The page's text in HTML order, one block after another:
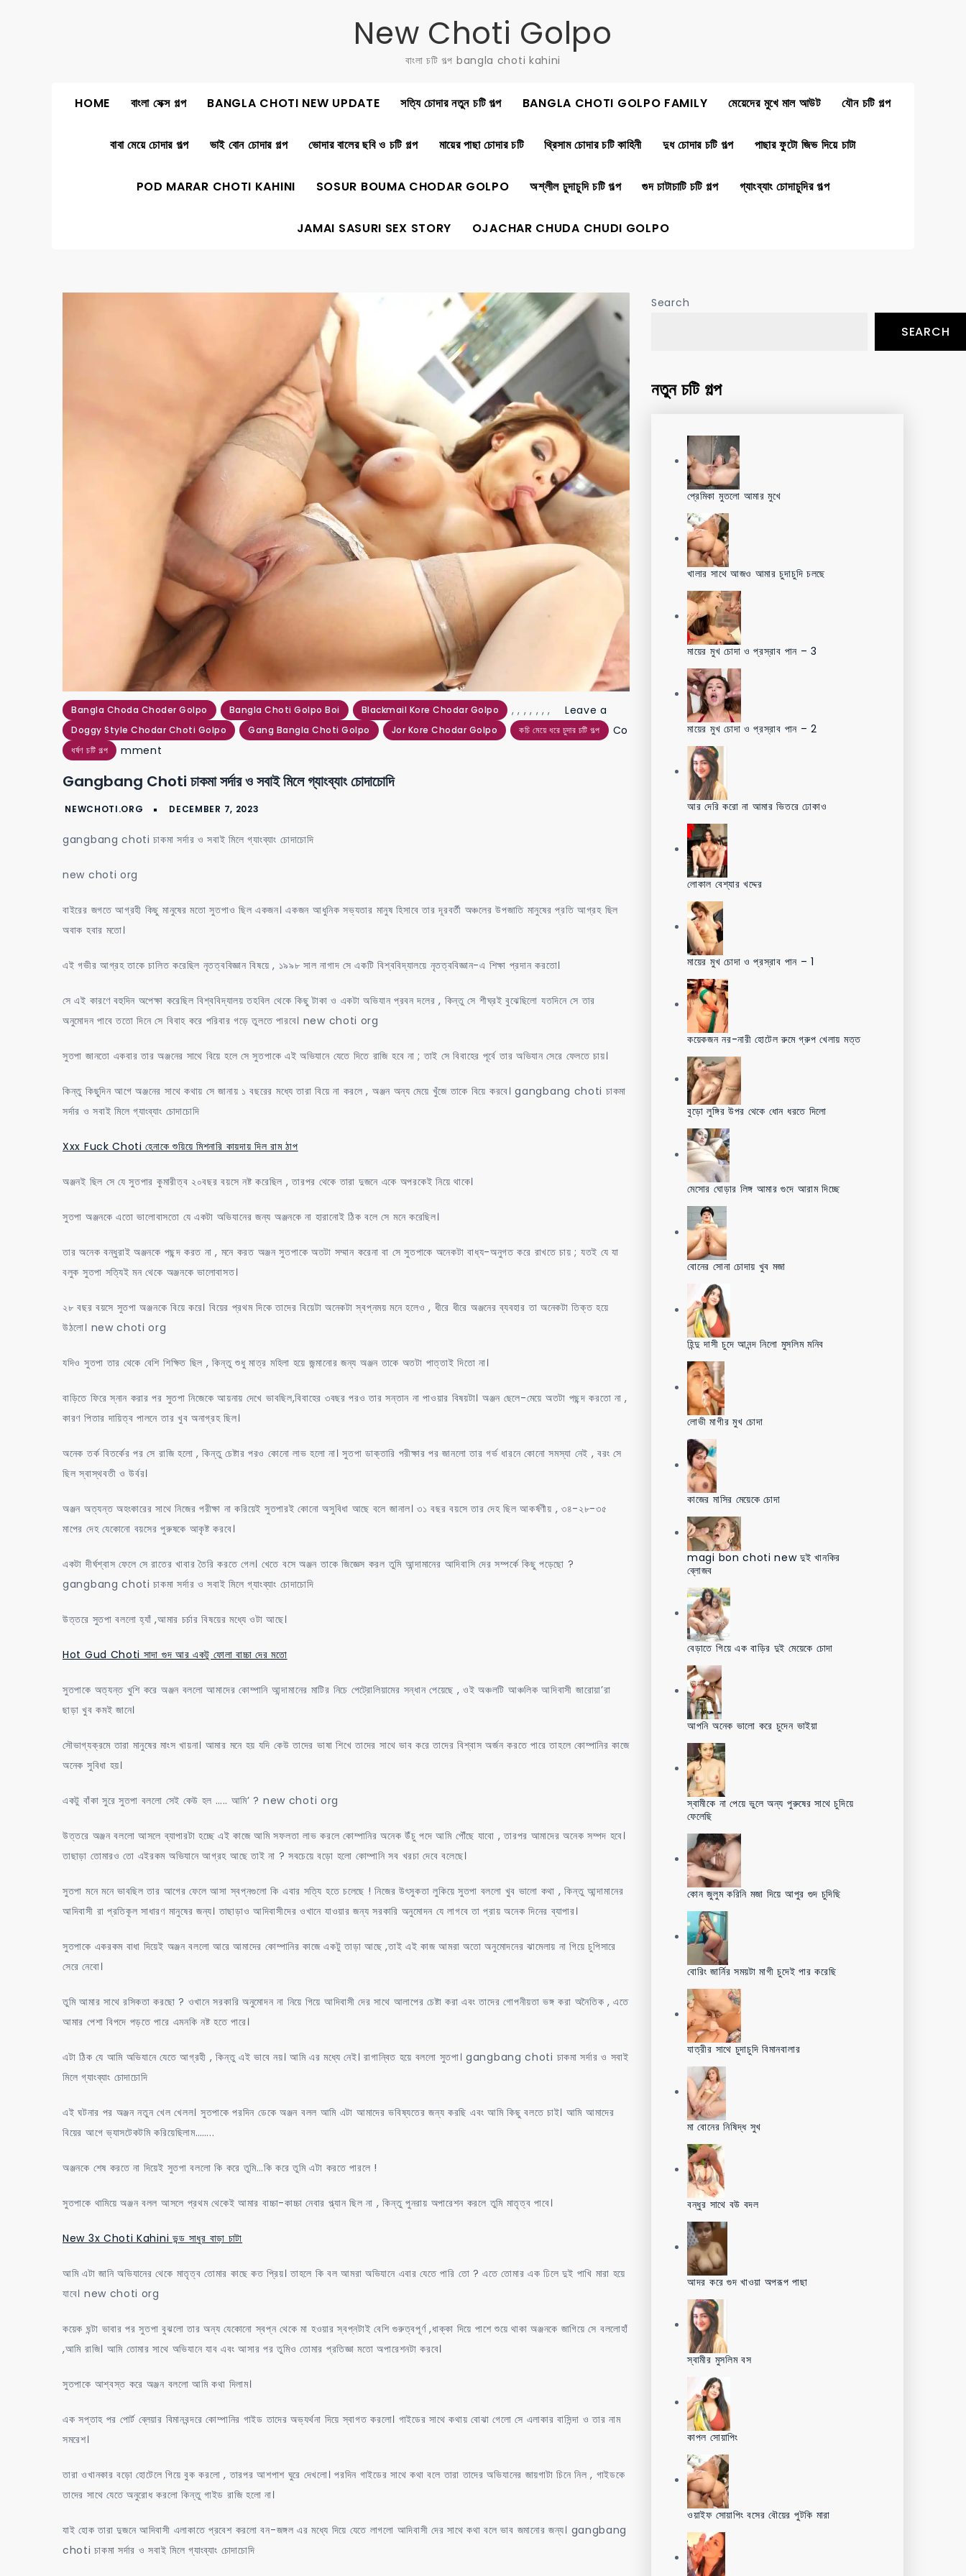
New Choti Golpo
বাংলা চটি গল্প bangla choti kahini
HOME বাংলা সেক্স গল্প BANGLA CHOTI NEW UPDATE সত্যি চোদার নতুন চটি গল্প BANGLA CHOTI GOLPO FAMILY মেয়েদের মুখে মাল আউট যৌন চটি গল্প
বাবা মেয়ে চোদার গল্প ভাই বোন চোদার গল্প ভোদার বালের ছবি ও চটি গল্প মায়ের পাছা চোদার চটি থ্রিসাম চোদার চটি কাহিনী দুধ চোদার চটি গল্প পাছার ফুটো জিভ দিয়ে চাটা
POD MARAR CHOTI KAHINI SOSUR BOUMA CHODAR GOLPO অশ্লীল চুদাচুদি চটি গল্প গুদ চাটাচাটি চটি গল্প গ্যাংব্যাং চোদাচুদির গল্প
JAMAI SASURI SEX STORY OJACHAR CHUDA CHUDI GOLPO
Bangla Choda Choder Golpo ,
Bangla Choti Golpo Boi ,
Blackmail Kore Chodar Golpo ,
Doggy Style Chodar Choti Golpo
,
Gang Bangla Choti Golpo
,
Jor Kore Chodar Golpo
,
কচি মেয়ে ধরে চুদার চটি গল্প
,
ধর্ষণ চটি গল্প
Leave a
Co
mment
choti
চাকমা
গ্যাংব্যাং
Gangbang Choti চাকমা সর্দার ও সবাই মিলে গ্যাংব্যাং চোদাচোদি
gangbang choti চাকমা সর্দার ও সবাই মিলে গ্যাংব্যাং চোদাচোদি
new choti org
বাইরের জগতে আগ্রহী কিছু মানুষের মতো সুতপাও ছিল একজন। একজন আধুনিক সভ্যতার মানুষ হিসাবে তার দূরবর্তী অঞ্চলের উপজাতি মানুষের প্রতি আগ্রহ ছিল
অবাক হবার মতো।
এই গভীর আগ্রহ তাকে চালিত করেছিল নৃতত্ববিজ্ঞান বিষয়ে , ১৯৯৮ সাল নাগাদ সে একটি বিশ্ববিদ্যালয়ে নৃতত্ববিজ্ঞান-এ শিক্ষা প্রদান করতো।
সে এই কারণে বহুদিন অপেক্ষা করেছিল বিশ্ববিদ্যালয় তহবিল থেকে কিছু টাকা ও একটা অভিযান প্রবন দলের , কিন্তু সে শীঘ্রই বুঝেছিলো যতদিনে সে তার
অনুমোদন পাবে ততো দিনে সে বিবাহ করে পরিবার গড়ে তুলতে পারবে। new choti org
সুতপা জানতো একবার তার অঞ্জনের সাথে বিয়ে হলে সে সুতপাকে এই অভিযানে যেতে দিতে রাজি হবে না ; তাই সে বিবাহের পূর্বে তার অভিযান সেরে ফেলতে চায়।
কিন্তু কিছুদিন আগে অঞ্জনের সাথে কথায় সে জানায় ১ বছরের মধ্যে তারা বিয়ে না করলে , অঞ্জন অন্য মেয়ে খুঁজে তাকে বিয়ে করবে। gangbang choti চাকমা
সর্দার ও সবাই মিলে গ্যাংব্যাং চোদাচোদি
Xxx Fuck Choti হেনাকে শুয়িয়ে মিশনারি কায়দায় দিল রাম ঠাপ
অঞ্জনই ছিল সে যে সুতপার কুমারীত্ব ২০বছর বয়সে নষ্ট করেছিল , তারপর থেকে তারা দুজনে একে অপরকেই নিয়ে থাকে।
সুতপা অঞ্জনকে এতো ভালোবাসতো যে একটা অভিযানের জন্য অঞ্জনকে না হারানোই ঠিক বলে সে মনে করেছিল।
তার অনেক বন্ধুরাই অঞ্জনকে পছন্দ করত না , মনে করত অঞ্জন সুতপাকে অতটা সম্মান করেনা বা সে সুতপাকে অনেকটা বাধ্য-অনুগত করে রাখতে চায় ; যতই যে যা
বলুক সুতপা সত্যিই মন থেকে অঞ্জনকে ভালোবাসত।
২৮ বছর বয়সে সুতপা অঞ্জনকে বিয়ে করে। বিয়ের প্রথম দিকে তাদের বিয়েটা অনেকটা স্বপ্নময় মনে হলেও , ধীরে ধীরে অঞ্জনের ব্যবহার তা অনেকটা তিক্ত হয়ে
উঠলো। new choti org
যদিও সুতপা তার থেকে বেশি শিক্ষিত ছিল , কিন্তু শুধু মাত্র মহিলা হয়ে জন্মানোর জন্য অঞ্জন তাকে অতটা পাত্তাই দিতো না।
বাড়িতে ফিরে স্নান করার পর সুতপা নিজেকে আয়নায় দেখে ভাবছিল,বিবাহের ৩বছর পরও তার সন্তান না পাওয়ার বিষয়টা। অঞ্জন ছেলে-মেয়ে অতটা পছন্দ করতো না ,
কারণ পিতার দায়িত্ব পালনে তার খুব অনাগ্রহ ছিল।
অনেক তর্ক বিতর্কের পর সে রাজি হলো , কিন্তু চেষ্টার পরও কোনো লাভ হলো না। সুতপা ডাক্তারি পরীক্ষার পর জানলো তার গর্ভ ধারনে কোনো সমস্যা নেই , বরং সে
ছিল স্বাস্থবতী ও উর্বর।
অঞ্জন অত্যন্ত অহংকারের সাথে নিজের পরীক্ষা না করিয়েই সুতপারই কোনো অসুবিধা আছে বলে জানাল। ৩১ বছর বয়সে তার দেহ ছিল আকর্ষণীয় , ৩৪-২৮-৩৫
মাপের দেহ যেকোনো বয়সের পুরুষকে আকৃষ্ট করবে।
একটা দীর্ঘশ্বাস ফেলে সে রাতের খাবার তৈরি করতে গেল। খেতে বসে অঞ্জন তাকে জিজ্ঞেস করল তুমি আন্দামানের আদিবাসি দের সম্পর্কে কিছু পড়েছো ?
gangbang choti চাকমা সর্দার ও সবাই মিলে গ্যাংব্যাং চোদাচোদি
উত্তরে সুতপা বললো হ্যাঁ ,আমার চর্চার বিষয়ের মধ্যে ওটা আছে।
Hot Gud Choti সাদা গুদ আর একটু ফোলা বাচ্চা দের মতো
সুতপাকে অত্যন্ত খুশি করে অঞ্জন বললো আমাদের কোম্পানি আন্দামানের মাটির নিচে পেট্রোলিয়ামের সন্ধান পেয়েছে , ওই অঞ্চলটি আঞ্চলিক আদিবাসী জারোয়া’রা
ছাড়া খুব কমই জানে।
সৌভাগ্যক্রমে তারা মানুষের মাংস খায়না। আমার মনে হয় যদি কেউ তাদের ভাষা শিখে তাদের সাথে ভাব করে তাদের বিশ্বাস অর্জন করতে পারে তাহলে কোম্পানির কাজে
অনেক সুবিধা হয়।
একটু বাঁকা সুরে সুতপা বললো সেই কেউ হল ….. আমি’ ? new choti org
উত্তরে অঞ্জন বললো আসলে ব্যাপারটা হচ্ছে এই কাজে আমি সফলতা লাভ করলে কোম্পানির অনেক উঁচু পদে আমি পৌঁছে যাবো , তারপর আমাদের অনেক সম্পদ হবে।
তাছাড়া তোমারও তো এইরকম অভিযানে আগ্রহ আছে তাই না ? সবচেয়ে বড়ো হলো কোম্পানি সব খরচা দেবে বলেছে।
সুতপা মনে মনে ভাবছিল তার আগের ফেলে আসা স্বপ্নগুলো কি এবার সত্যি হতে চলেছে ! নিজের উৎসুকতা লুকিয়ে সুতপা বললো খুব ভালো কথা , কিন্তু আন্দামানের
আদিবাসী রা প্রতিকূল সাধারণ মানুষের জন্য। তাছাড়াও আদিবাসীদের ওখানে যাওয়ার জন্য সরকারি অনুমোদন যে লাগবে তা প্রায় অনেক দিনের ব্যাপার।
সুতপাকে একরকম বাধা দিয়েই অঞ্জন বললো আরে আমাদের কোম্পানির কাজে একটু তাড়া আছে ,তাই এই কাজ আমরা অতো অনুমোদনের ঝামেলায় না গিয়ে চুপিসারে
সেরে নেবো।
তুমি আমার সাথে রসিকতা করছো ? ওখানে সরকারি অনুমোদন না নিয়ে গিয়ে আদিবাসী দের সাথে আলাপের চেষ্টা করা এবং তাদের গোপনীয়তা ভঙ্গ করা অনৈতিক , এতে
আমার পেশা বিপদে পড়তে পারে এমনকি নষ্ট হতে পারে।
এটা ঠিক যে আমি অভিযানে যেতে আগ্রহী , কিন্তু এই ভাবে নয়। আমি এর মধ্যে নেই। রাগান্বিত হয়ে বললো সুতপা। gangbang choti চাকমা সর্দার ও সবাই
মিলে গ্যাংব্যাং চোদাচোদি
এই ঘটনার পর অঞ্জন নতুন খেল খেলল। সুতপাকে পরদিন ডেকে অঞ্জন বলল আমি এটা আমাদের ভবিষ্যতের জন্য করছি এবং আমি কিছু বলতে চাই। আমি আমাদের
বিয়ের আগে ভ্যাসটেকটমি করিয়েছিলাম……..
অঞ্জনকে শেষ করতে না দিয়েই সুতপা বললো কি করে তুমি…কি করে তুমি এটা করতে পারলে !
সুতপাকে থামিয়ে অঞ্জন বলল আসলে প্রথম থেকেই আমার বাচ্চা-কাচ্চা নেবার প্ল্যান ছিল না , কিন্তু পুনরায় অপারেশন করলে তুমি মাতৃত্ব পাবে।
New 3x Choti Kahini ভন্ড সাধুর বাড়া চাটা
আমি এটা জানি অভিযানের থেকে মাতৃত্ব তোমার কাছে কত প্রিয়। তাহলে কি বল আমরা অভিযানে এবার যেতে পারি তো ? এতে তোমার এক ঢিলে দুই পাখি মারা হয়ে
যাবে। new choti org
কয়েক ঘন্টা ভাবার পর সুতপা বুঝলো তার অন্য যেকোনো স্বপ্ন থেকে মা হওয়ার স্বপ্নটাই বেশি গুরুত্বপূর্ণ ,ধাক্কা দিয়ে পাশে শুয়ে থাকা অঞ্জনকে জাগিয়ে সে বললোহাঁ
,আমি রাজি। আমি তোমার সাথে অভিযানে যাব এবং আসার পর তুমিও তোমার প্রতিজ্ঞা মতো অপারেশনটা করবে।
সুতপাকে আশ্বস্ত করে অঞ্জন বললো আমি কথা দিলাম।
এক সপ্তাহ পর পোর্ট ব্লেয়ার বিমানবন্দরে কোম্পানির গাইড তাদের অভ্যর্থনা দিয়ে স্বাগত করলো। গাইডের সাথে কথায় বোঝা গেলো সে এলাকার বাসিন্দা ও তার নাম
সমরেশ।
তারা ওখানকার বড়ো হোটেলে গিয়ে বুক করলো , তারপর আশপাশ ঘুরে দেখলো। পরদিন গাইডের সাথে কথা বলে তারা তাদের অভিযানের জায়গাটা চিনে নিল , গাইডকে
তাদের সাথে যেতে অনুরোধ করলো কিন্তু গাইড রাজি হলো না।
যাই হোক তারা দুজনে আদিবাসী এলাকাতে প্রবেশ করলো বন-জঙ্গল এর মধ্যে দিয়ে যেতে লাগলো আদিবাসী দের সাথে কথা বলে ভাব জমানোর জন্য। gangbang
choti চাকমা সর্দার ও সবাই মিলে গ্যাংব্যাং চোদাচোদি
Search
SEARCH
নতুন চটি গল্প
প্রেমিকা মুতলো আমার মুখে
খালার সাথে আজও আমার চুদাচুদি চলছে
মায়ের মুখ চোদা ও প্রস্রাব পান – 3
মায়ের মুখ চোদা ও প্রস্রাব পান – 2
আর দেরি করো না আমার ভিতরে ঢোকাও
লোকাল বেশ্যার খদ্দের
মায়ের মুখ চোদা ও প্রস্রাব পান – 1
কয়েকজন নর-নারী হোটেল রুমে গ্রুপ খেলায় মত্ত
বুড়ো লুঙ্গির উপর থেকে ধোন ধরতে দিলো
মেসোর ঘোড়ার লিঙ্গ আমার গুদে আরাম দিচ্ছে
বোনের সোনা চোদায় খুব মজা
হিন্দু দাসী চুদে আনন্দ নিলো মুসলিম মনিব
লোভী মাগীর মুখ চোদা
কাজের মাসির মেয়েকে চোদা
magi bon choti new দুই খানকির
ব্লোজব
বেড়াতে গিয়ে এক বাড়ির দুই মেয়েকে চোদা
আপনি অনেক ভালো করে চুদেন ভাইয়া
স্বামীকে না পেয়ে ভুলে অন্য পুরুষের সাথে চুদিয়ে
ফেলেছি
কোন জুলুম করিনি মজা দিয়ে আপুর গুদ চুদিছি
বোরিং জার্নির সময়টা মাগী চুদেই পার করেছি
যাত্রীর সাথে চুদাচুদি বিমানবালার
মা বোনের নিষিদ্ধ সুখ
বন্ধুর সাথে বউ বদল
আদর করে গুদ খাওয়া অপরূপ পাছা
স্বামীর মুসলিম বস
কাপল সোয়াপিং
ওয়াইফ সোয়াপিং বসের বৌয়ের পুটকি মারা